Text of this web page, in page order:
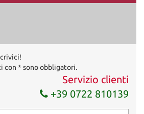
l'informativa privacy*
dei miei dati per finalità di
la tua richiesta
con * sono obbligatori.
Servizio clienti
+39 0722 810139